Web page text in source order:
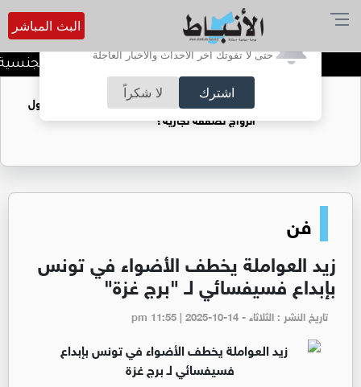
أترغب في تفعيل الإشعارات؟
حتى لا تفوتك آخر الأحداث والأخبار العاجلة
اشترك لا شكراً
البث المباشر
تركيا تبدأ إجراءات سحب
فتيات يستغللنه لتحقيق مكاسب مادية.. هل تحول
الزواج لصفقة تجارية؟
فن
زيد العواملة يخطف الأضواء في تونس
بإبداع فسيفسائي لـ "برج غزة"
تاريخ النشر : الثلاثاء - pm 11:55 | 2025-10-14